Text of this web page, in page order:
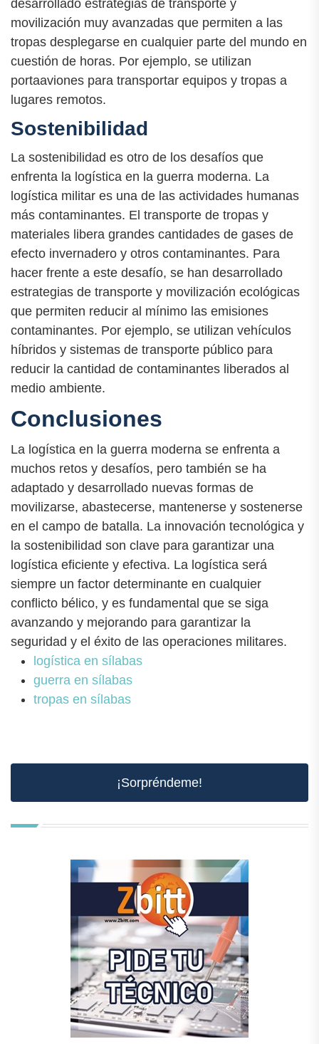
desarrollado estrategias de transporte y
movilización muy avanzadas que permiten a las
tropas desplegarse en cualquier parte del mundo en
cuestión de horas. Por ejemplo, se utilizan
portaaviones para transportar equipos y tropas a
lugares remotos.
Sostenibilidad
La sostenibilidad es otro de los desafíos que
enfrenta la logística en la guerra moderna. La
logística militar es una de las actividades humanas
más contaminantes. El transporte de tropas y
materiales libera grandes cantidades de gases de
efecto invernadero y otros contaminantes. Para
hacer frente a este desafío, se han desarrollado
estrategias de transporte y movilización ecológicas
que permiten reducir al mínimo las emisiones
contaminantes. Por ejemplo, se utilizan vehículos
híbridos y sistemas de transporte público para
reducir la cantidad de contaminantes liberados al
medio ambiente.
Conclusiones
La logística en la guerra moderna se enfrenta a
muchos retos y desafíos, pero también se ha
adaptado y desarrollado nuevas formas de
movilizarse, abastecerse, mantenerse y sostenerse
en el campo de batalla. La innovación tecnológica y
la sostenibilidad son clave para garantizar una
logística eficiente y efectiva. La logística será
siempre un factor determinante en cualquier
conflicto bélico, y es fundamental que se siga
avanzando y mejorando para garantizar la
seguridad y el éxito de las operaciones militares.
logística en sílabas
guerra en sílabas
tropas en sílabas
¡Sorpréndeme!